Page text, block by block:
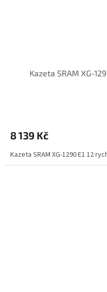
Kazeta SRAM XG-
8 139 Kč
Kazeta SRAM XG-1290 E1 12